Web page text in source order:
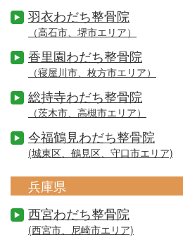
羽衣わだち整骨院
（高石市、堺市エリア）
香里園わだち整骨院
（寝屋川市、枚方市エリア）
総持寺わだち整骨院
（茨木市、高槻市エリア）
今福鶴見わだち整骨院
(城東区、鶴見区、守口市エリア)
兵庫県
西宮わだち整骨院
(西宮市、尼崎市エリア)